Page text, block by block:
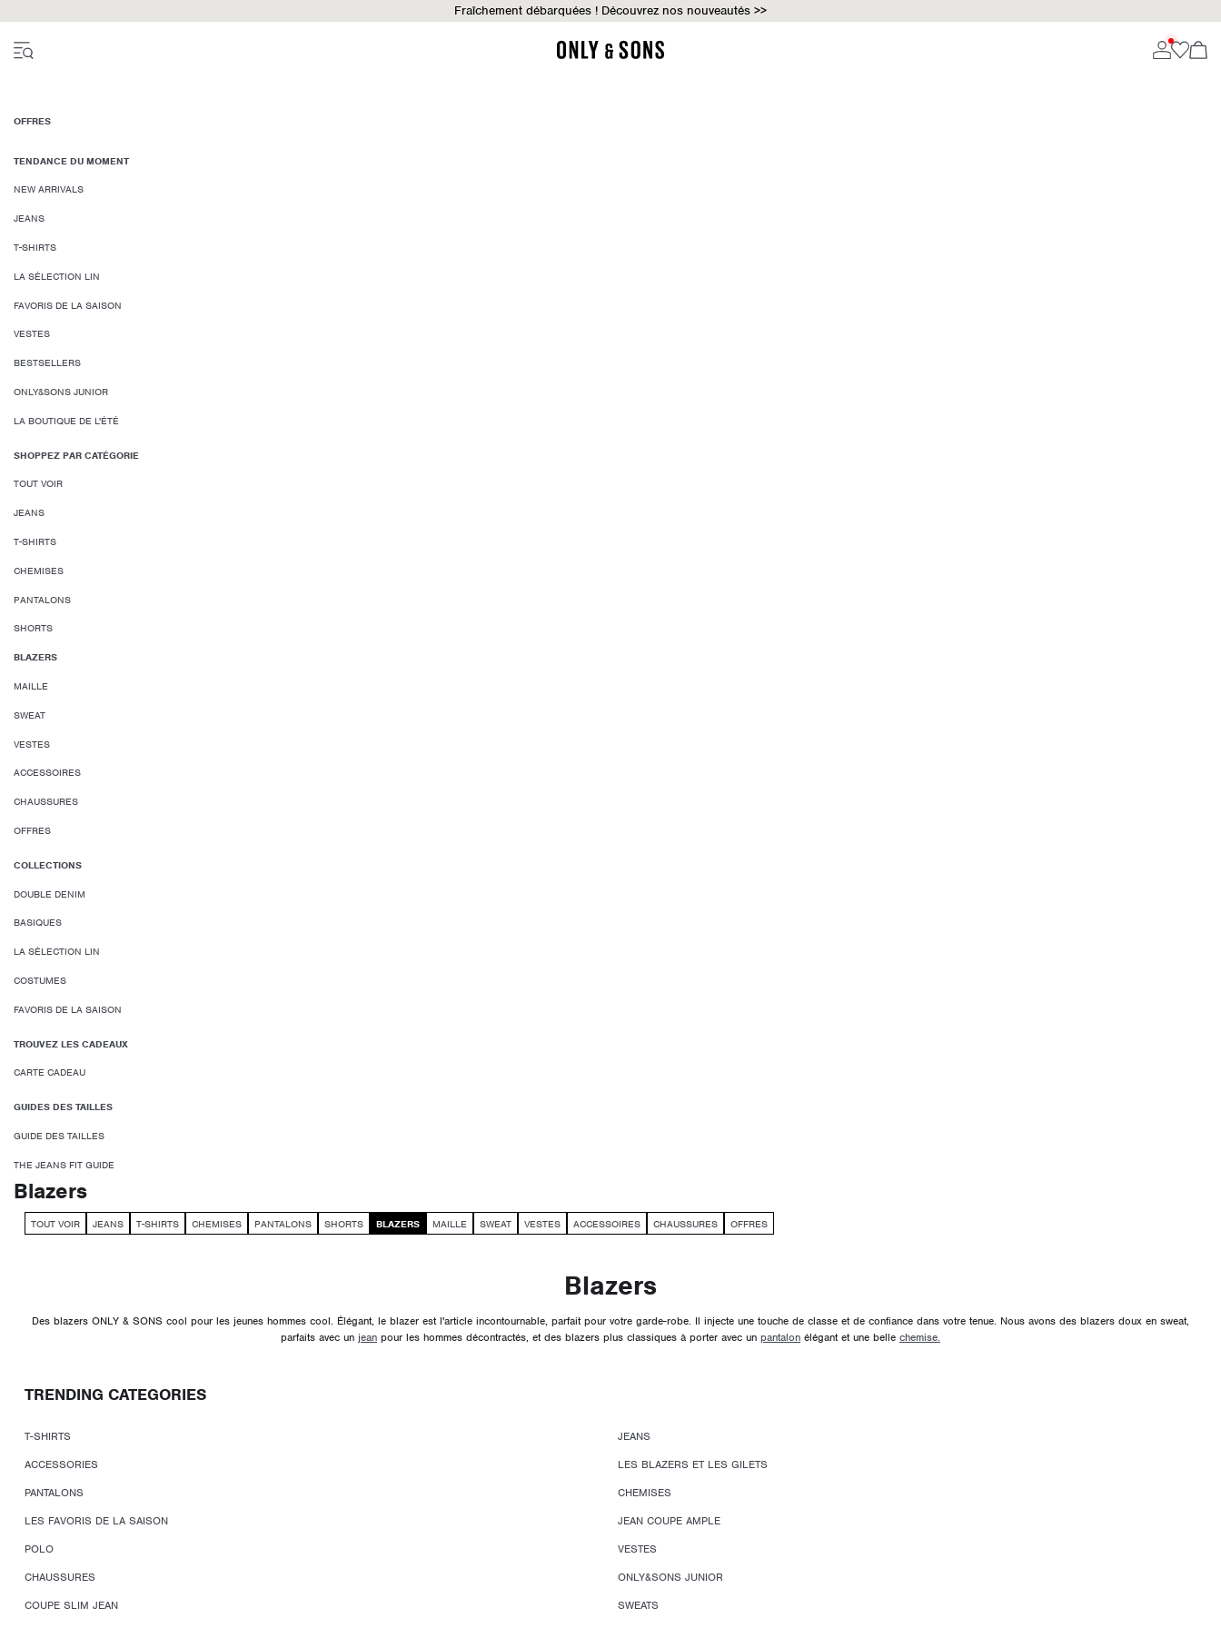
Fraîchement débarquées ! Découvrez nos nouveautés >>
OFFRES
TENDANCE DU MOMENT
NEW ARRIVALS
JEANS
T-SHIRTS
LA SÉLECTION LIN
FAVORIS DE LA SAISON
VESTES
BESTSELLERS
ONLY&SONS JUNIOR
LA BOUTIQUE DE L'ÉTÉ
SHOPPEZ PAR CATÉGORIE
TOUT VOIR
JEANS
T-SHIRTS
CHEMISES
PANTALONS
SHORTS
BLAZERS
MAILLE
SWEAT
VESTES
ACCESSOIRES
CHAUSSURES
OFFRES
COLLECTIONS
DOUBLE DENIM
BASIQUES
LA SÉLECTION LIN
COSTUMES
FAVORIS DE LA SAISON
TROUVEZ LES CADEAUX
CARTE CADEAU
GUIDES DES TAILLES
GUIDE DES TAILLES
THE JEANS FIT GUIDE
Blazers
TOUT VOIR JEANS T-SHIRTS CHEMISES PANTALONS SHORTS BLAZERS MAILLE SWEAT VESTES ACCESSOIRES CHAUSSURES OFFRES
Blazers
Des blazers ONLY & SONS cool pour les jeunes hommes cool. Élégant, le blazer est l'article incontournable, parfait pour votre garde-robe. Il injecte une touche de classe et de confiance dans votre tenue. Nous avons des blazers doux en sweat,
parfaits avec un jean pour les hommes décontractés, et des blazers plus classiques à porter avec un pantalon élégant et une belle chemise.
TRENDING CATEGORIES
T-SHIRTS
JEANS
ACCESSORIES
LES BLAZERS ET LES GILETS
PANTALONS
CHEMISES
LES FAVORIS DE LA SAISON
JEAN COUPE AMPLE
POLO
VESTES
CHAUSSURES
ONLY&SONS JUNIOR
COUPE SLIM JEAN
SWEATS